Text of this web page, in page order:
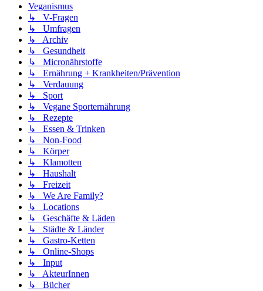
Veganismus
↳ V-Fragen
↳ Umfragen
↳ Archiv
↳ Gesundheit
↳ Micronährstoffe
↳ Ernährung + Krankheiten/Prävention
↳ Verdauung
↳ Sport
↳ Vegane Sporternährung
↳ Rezepte
↳ Essen & Trinken
↳ Non-Food
↳ Körper
↳ Klamotten
↳ Haushalt
↳ Freizeit
↳ We Are Family?
↳ Locations
↳ Geschäfte & Läden
↳ Städte & Länder
↳ Gastro-Ketten
↳ Online-Shops
↳ Input
↳ AkteurInnen
↳ Bücher